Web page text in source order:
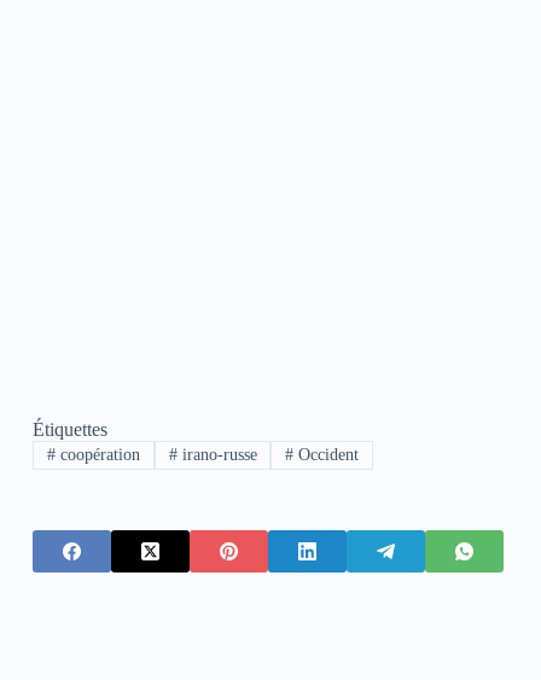
Étiquettes
#coopération #irano-russe # Occident